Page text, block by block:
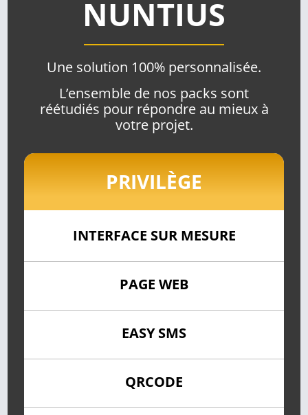
NUNTIUS
Une solution 100% personnalisée.
L’ensemble de nos packs sont
réétudiés pour répondre au mieux à
votre projet.
PRIVILÈGE
INTERFACE SUR MESURE
PAGE WEB
EASY SMS
QRCODE